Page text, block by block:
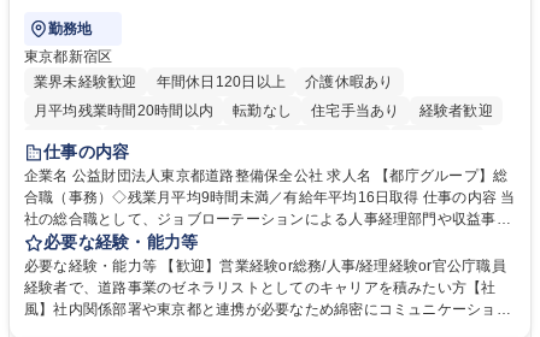
勤務地
東京都新宿区
業界未経験歓迎
年間休日120日以上
介護休暇あり
月平均残業時間20時間以内
転勤なし 住宅手当あり
経験者歓迎
研修あり
退職金あり
駅近5分以内
資格取得手当あり 食事補助あり
仕事の内容
企業名 公益財団法人東京都道路整備保全公社 求人名 【都庁グループ】総
合職（事務）◇残業月平均9時間未満／有給年平均16日取得 仕事の内容 当
社の総合職として、ジョブローテーションによる人事経理部門や収益事業
等のフロント部門の部署等幅広い部署での業務をお任せいたします。研修
制度やキャリア支援が充実しております！ ※下記業務詳細 【業務詳細】■
管理部門：広報、人事、経理など当公社の運営に係る管理業務 ■収益部
門：駐車場の新規開拓、管理運営、新宿駅西口広場の「イベントコーナ
必要な経験・能力等
必要な経験・能力等 【歓迎】営業経験or総務/人事/経理経験or官公庁職員
経験者で、道路事業のゼネラリストとしてのキャリアを積みたい方【社
風】社内関係部署や東京都と連携が必要なため綿密にコミュニケーション